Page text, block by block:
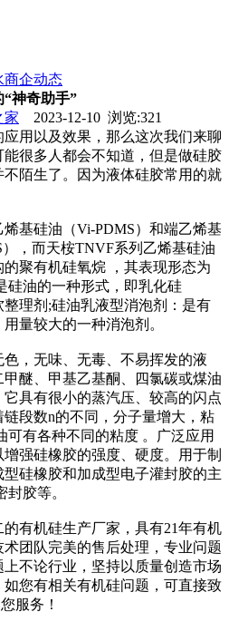
商企动态
神奇助手”
家 2023-12-10 浏览:321
用以及效果，那么这次我们来聊
很多人都会不知道，但是做硅胶
陌生了。因为液体硅胶常用的就
基硅油（Vi-PDMS）和端乙烯基
，而天桉TNVF系列乙烯基硅油
聚有机硅氧烷 ，其表现形态为
硅油的一种形式，即乳化硅
理剂;硅油乳液型消泡剂：是有
量较大的一种消泡剂。
，无味、无毒、不易挥发的液
醚、甲基乙基酮、四氯碳或煤油
具有很小的蒸汽压、较高的闪点
段数n的不同，分子量增大，粘
可有各种不同的粘度 。广泛应用
强硅橡胶的强度、硬度。用于制
硅橡胶和加成型电子灌封胶的主
胶等。
有机硅生产厂家，具有21年有机
团队完美的售后处理，专业问题
不论行业，坚持以质量创造市场
您有相关有机硅问题，可直接致
服务！